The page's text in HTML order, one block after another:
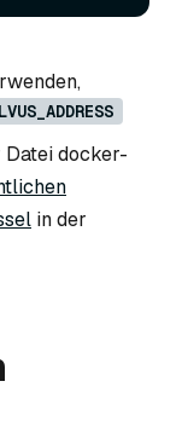
docker-
in der